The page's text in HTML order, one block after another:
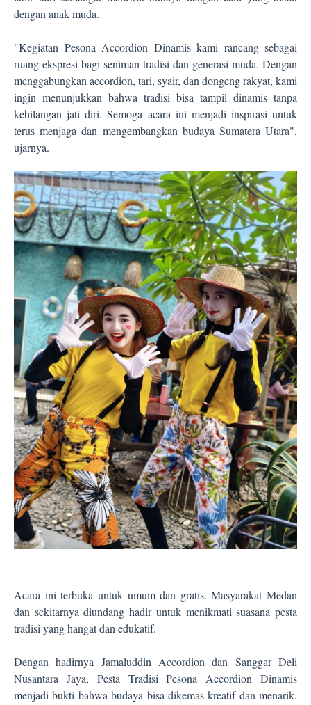
dengan anak muda.
"Kegiatan Pesona Accordion Dinamis kami rancang sebagai
ruang ekspresi bagi seniman tradisi dan generasi muda. Dengan
menggabungkan accordion, tari, syair, dan dongeng rakyat, kami
ingin menunjukkan bahwa tradisi bisa tampil dinamis tanpa
kehilangan jati diri. Semoga acara ini menjadi inspirasi untuk
terus menjaga dan mengembangkan budaya Sumatera Utara",
ujarnya.
Acara ini terbuka untuk umum dan gratis. Masyarakat Medan
dan sekitarnya diundang hadir untuk menikmati suasana pesta
tradisi yang hangat dan edukatif.
Dengan hadirnya Jamaluddin Accordion dan Sanggar Deli
Nusantara Jaya, Pesta Tradisi Pesona Accordion Dinamis
menjadi bukti bahwa budaya bisa dikemas kreatif dan menarik.